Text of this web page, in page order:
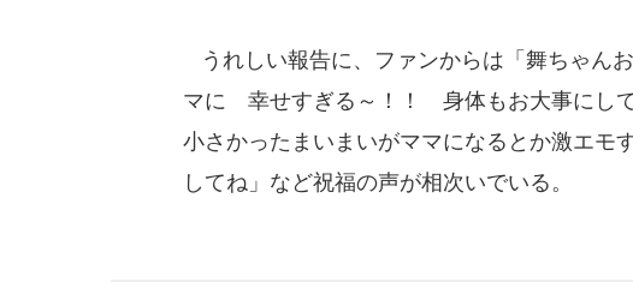
うれしい報告に、ファンからは「舞ちゃん
マに 幸せすぎる～！！ 身体もお大事にし
小さかったまいまいがママになるとか激エ
してね」など祝福の声が相次いでいる。